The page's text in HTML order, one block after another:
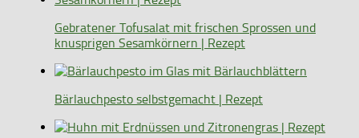
Gebratener Tofusalat mit frischen Sprossen und
knusprigen Sesamkörnern | Rezept
Bärlauchpesto selbstgemacht | Rezept